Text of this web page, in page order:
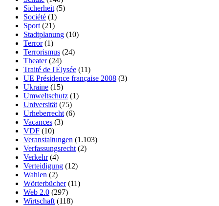
Sicherheit (5)
Société (1)
Sport (21)
Stadtplanung (10)
Terror(1)
Terrorismus (24)
Theater(24)
Traité de l'Élysée (11)
UE Présidence française 2008 (3)
Ukraine (15)
Umweltschutz (1)
Universität (75)
Urheberrecht (6)
Vacances (3)
VDF (10)
Veranstaltungen (1.103)
Verfassungsrecht (2)
Verkehr(4)
Verteidigung (12)
Wahlen (2)
Wörterbücher(11)
Web 2.0 (297)
Wirtschaft (118)